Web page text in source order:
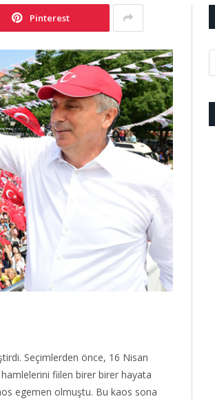
Pinterest
Seçimlerden önce, 16 Nisan
fiilen birer birer hayata
egemen olmuştu. Bu kaos sona